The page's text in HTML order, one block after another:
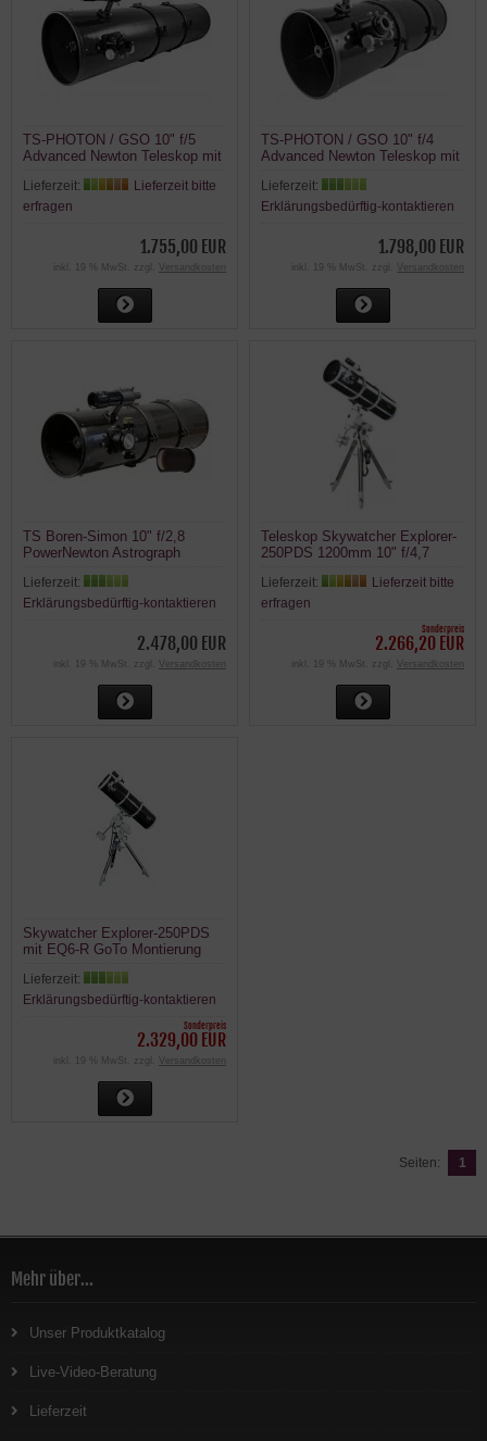
TS-PHOTON / GSO 10" f/5
Advanced Newton Teleskop mit
Lieferzeit:
Lieferzeit bitte
erfragen
1.755,00 EUR
inkl. 19 % MwSt. zzgl. Versandkosten
TS-PHOTON / GSO 10" f/4
Advanced Newton Teleskop mit
Lieferzeit:
Erklärungsbedürftig-kontaktieren
1.798,00 EUR
inkl. 19 % MwSt. zzgl. Versandkosten
TS Boren-Simon 10" f/2,8
PowerNewton Astrograph
Lieferzeit:
Erklärungsbedürftig-kontaktieren
2.478,00 EUR
inkl. 19 % MwSt. zzgl. Versandkosten
Teleskop Skywatcher Explorer-
250PDS 1200mm 10" f/4,7
Montierung
Lieferzeit:
Lieferzeit bitte
erfragen
Sonderpreis
2.266,20 EUR
inkl. 19 % MwSt. zzgl. Versandkosten
Skywatcher Explorer-250PDS
mit EQ6-R GoTo Montierung
Lieferzeit:
Erklärungsbedürftig-kontaktieren
Sonderpreis
2.329,00 EUR
inkl. 19 % MwSt. zzgl. Versandkosten
Seiten: 1
Mehr über...
Unser Produktkatalog
Live-Video-Beratung
Lieferzeit